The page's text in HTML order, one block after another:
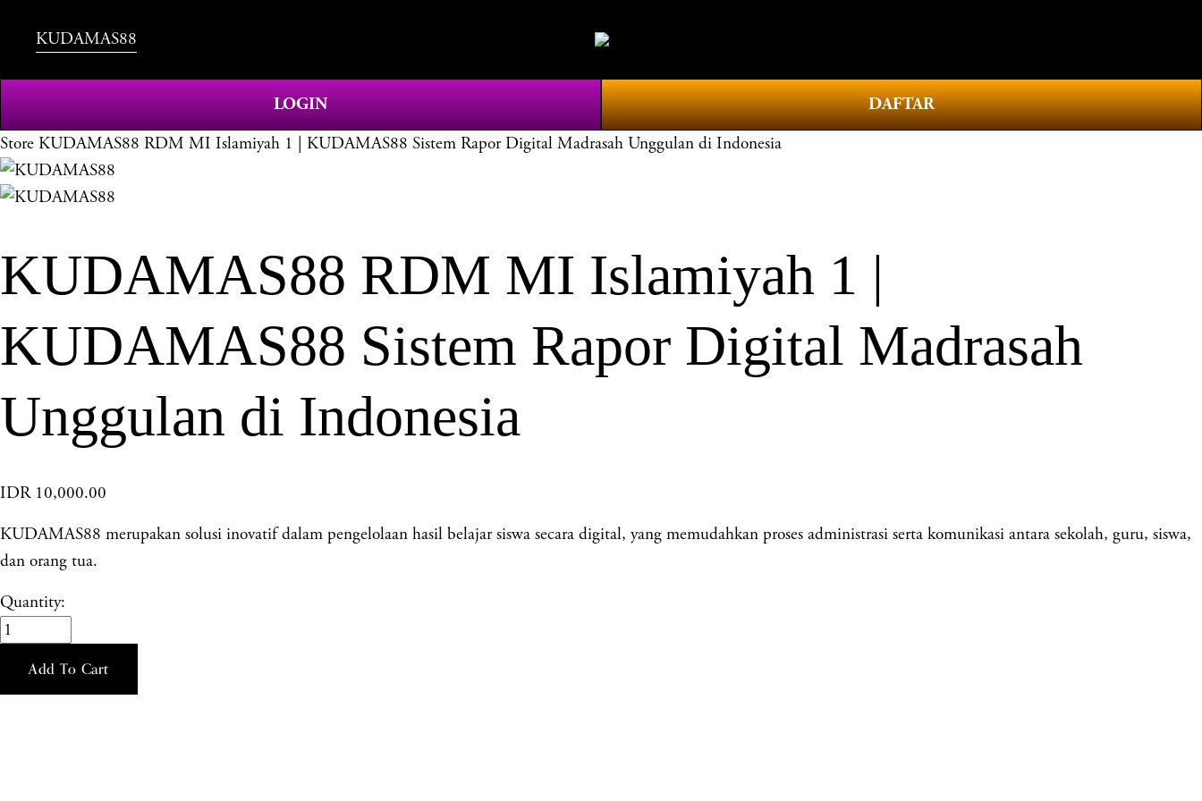
KUDAMAS88
LOGIN DAFTAR
Store KUDAMAS88 RDM MI Islamiyah 1 | KUDAMAS88 Sistem Rapor Digital Madrasah Unggulan di Indonesia
KUDAMAS88 RDM MI Islamiyah 1 |
KUDAMAS88 Sistem Rapor Digital Madrasah
Unggulan di Indonesia
IDR 10,000.00
KUDAMAS88 merupakan solusi inovatif dalam pengelolaan hasil belajar siswa secara digital, yang memudahkan proses administrasi serta komunikasi antara sekolah, guru, siswa,
dan orang tua.
Quantity:
Add To Cart